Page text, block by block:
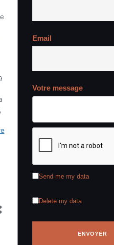
Email
Votre message
Send me my data
Delete my data